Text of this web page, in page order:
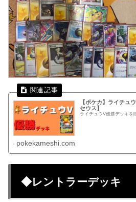
【ポケカ】ライチュ
セウス】
ライチュウV優勝デッキを
pokekameshi.com
◆レントラーデッキ